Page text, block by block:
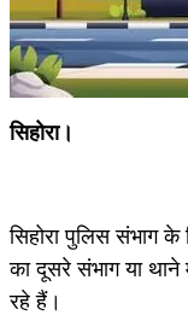
सिहोरा।
सिहोरा पुलिस संभाग के
का दूसरे संभाग या थाने
रहे हैं।